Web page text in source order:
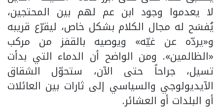
لا يعدموا وجود ابن عم لهم بين المحتجين،
يُفسَح له مجال الكلام بشكل خاص، ليقرّع قريبه
و«يردّه عن غيّه» ويوصيه بالقفز من مركب
«الظالمين». ومن الواضح أن الدماء التي بدأت
تسيل، جراحاً حتى الآن، ستحوّل الشقاق
الآيديولوجي والسياسي إلى ثارات بين العائلات
أو البلدات أو العشائر.